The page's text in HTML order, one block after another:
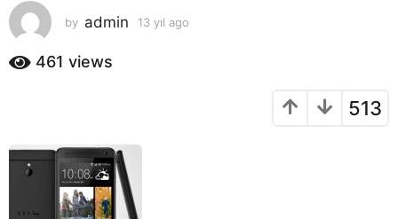
l
a
g
o
ı
by admin 13 yıl ago
461 views
513